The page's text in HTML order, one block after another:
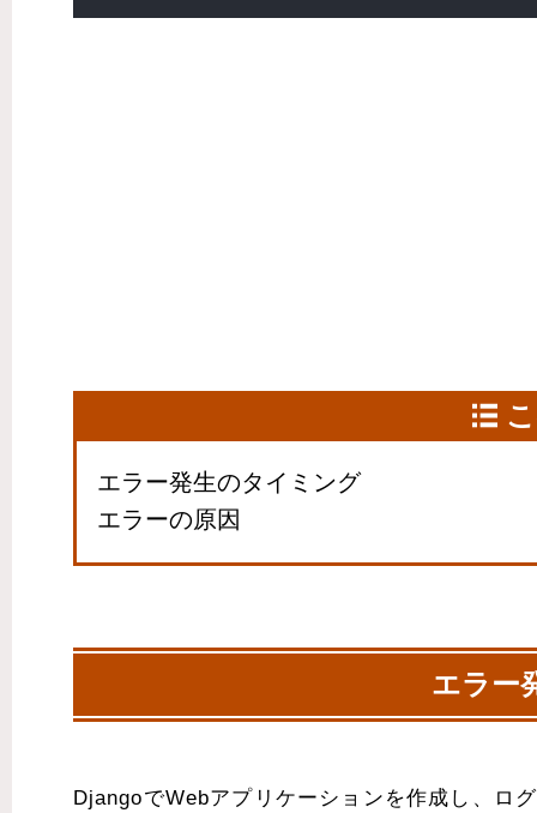
こ
エラー発生のタイミング
エラーの原因
エラー
DjangoでWebアプリケーションを作成し、ロ